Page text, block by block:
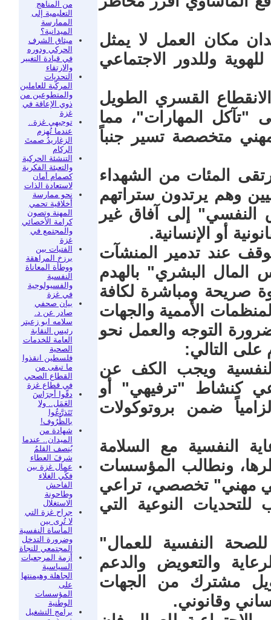
من المناهج
التعليمية إلى
الممارسة
الميدانية؟
ميثاق الشرف
الحركي ودوره
في قيادة التغيير
والارتقاء
التحديات
المركّبة للعاملين
والمتطوعين من
ذوي الإعاقة في
غزة
توجيهي غزة..
عندما تُهزم
الزغاريدُ صمتَ
الركام
التنشئة الحركية
والتعبئة الفكرية
كصمام أمان
لاستعادة الذات
نحو ممارسة
أخلاقية تحمي
المهنة وتصون
كرامة الأخصائي
والمجتمع في
غزة
الفتيات بين
برزخ المراهقة
ووطأة المعاناة
النفسية
والفسيولوجية
في غزة
بيان صحفي
صادر عن د.
سلامه ابو زعيتر
رئيس النقابة
العامة للخدمات
الصحية
فلسطين انقذوا
ما تبقى من
القطاع الصحي
في قطاع غزة
دقّوا أجرَاسَ
العَمَل.. ولا
تَتَذرَّعُوا
بالظُّرُوف!
شهادة من
الميدان.. عندما
يُنصف القلمُ
شرفَ العطاء
عمال غزة بين
فكّي الغلاء
الفاحش
وطاحونة
الاستغلال
جراح غزة التي
لا تُرى بين
المأساة النفسية
وضرورة التدخل
المجتمعي للنجاة
أزمة المرجعيات
السياسية
الجاهلة وهيمنتها
على
المؤسسات
الوطنية
برامج التشغيل
مكان العمل لا يمثل
وللدور الاجتماعي
القسري الطويل
المهارات"، مما
متخصصة تسير جنباً
المئات من الشهداء
وهم يرتدون ستراتهم
النفسي" إلى آفاق غير
أو الإنسانية.
عند تدمير المنشآت
المال البشري" بالهدم
صريحة ومباشرة لكافة
الأممية والجهات
التوجه والعمل نحو
على التالي:
ويجب الكف عن
كنشاط "ترفيهي" أو
ضمن بروتوكولات
النفسية مع السلامة
ونطالب المؤسسات
مهني" تخصصي، تراعي
النوعية التي
النفسية للعمال"
والتعويض والدعم
مشترك من الجهات
وقانوني.